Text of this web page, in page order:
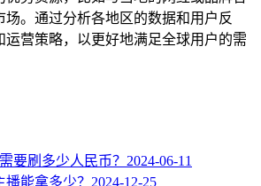
场。通过分析各地区的数据和用户反
运营策略，以更好地满足全球用户的需
要刷多少人民币？ 2024-06-11
能拿多少？ 2024-12-25